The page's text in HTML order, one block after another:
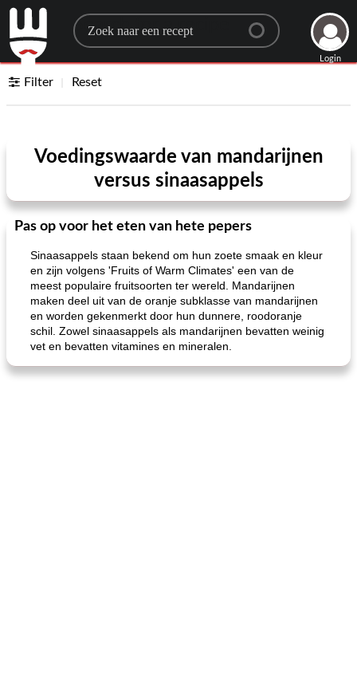
Search for a recipe
Login
Filter Reset
Voedingswaarde van mandarijnen
versus sinaasappels
Pas op voor het eten van hete pepers
Sinaasappels staan ​​bekend om hun zoete smaak en kleur
en zijn volgens 'Fruits of Warm Climates' een van de
meest populaire fruitsoorten ter wereld. Mandarijnen
maken deel uit van de oranje subklasse van mandarijnen
en worden gekenmerkt door hun dunnere, roodoranje
schil. Zowel sinaasappels als mandarijnen bevatten weinig
vet en bevatten vitamines en mineralen.